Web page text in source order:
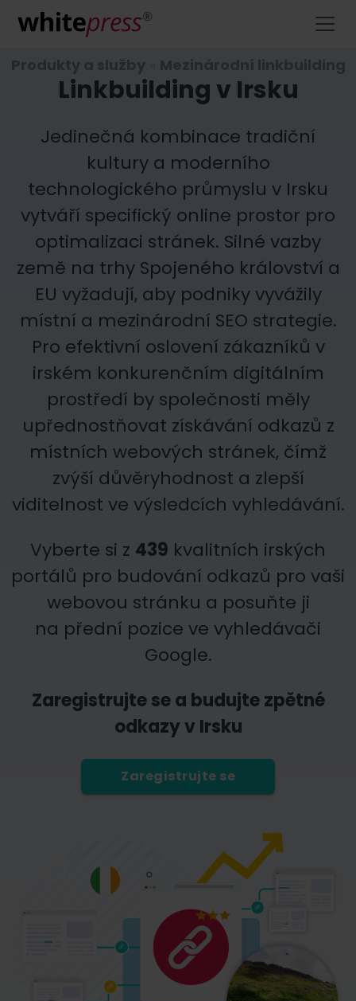
Produkty a služby Mezinárodní linkbuilding
Linkbuilding v Irsku
Jedinečná kombinace tradiční
kultury a moderního
technologického průmyslu v Irsku
vytváří specifický online prostor pro
optimalizaci stránek. Silné vazby
země na trhy Spojeného království a
EU vyžadují, aby podniky vyvážily
místní a mezinárodní SEO strategie.
Pro efektivní oslovení zákazníků v
irském konkurenčním digitálním
prostředí by společnosti měly
upřednostňovat získávání odkazů z
místních webových stránek, čímž
zvýší důvěryhodnost a zlepší
viditelnost ve výsledcích vyhledávání.
Vyberte si z 439 kvalitních irských
portálů pro budování odkazů pro vaši
webovou stránku a posuňte ji
na přední pozice ve vyhledávači
Google.
Zaregistrujte se a budujte zpětné
odkazy v Irsku
Zaregistrujte se